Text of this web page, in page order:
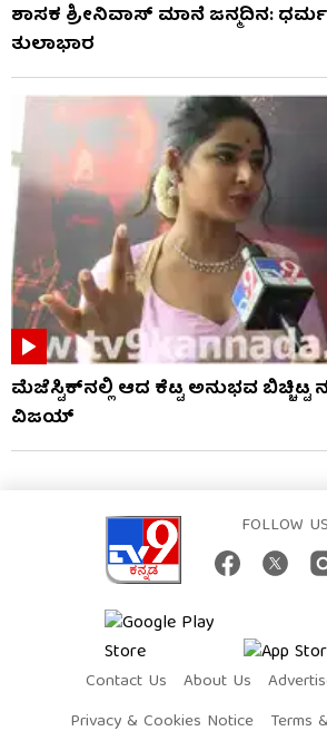
ಶಾಸಕ ಶ್ರೀನಿವಾಸ್ ಮಾನೆ ಜನ್ಮದಿನ:
ತುಲಾಭಾರ
ಮೆಜೆಸ್ಟಿಕ್​​ನಲ್ಲಿ ಆದ ಕೆಟ್ಟ ಅನುಭವ
ವಿಜಯ್
FOLLOW
Contact Us About Us
Privacy & Cookies Notice
Terms